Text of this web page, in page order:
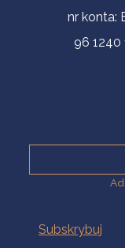
nr konta:
96 1240